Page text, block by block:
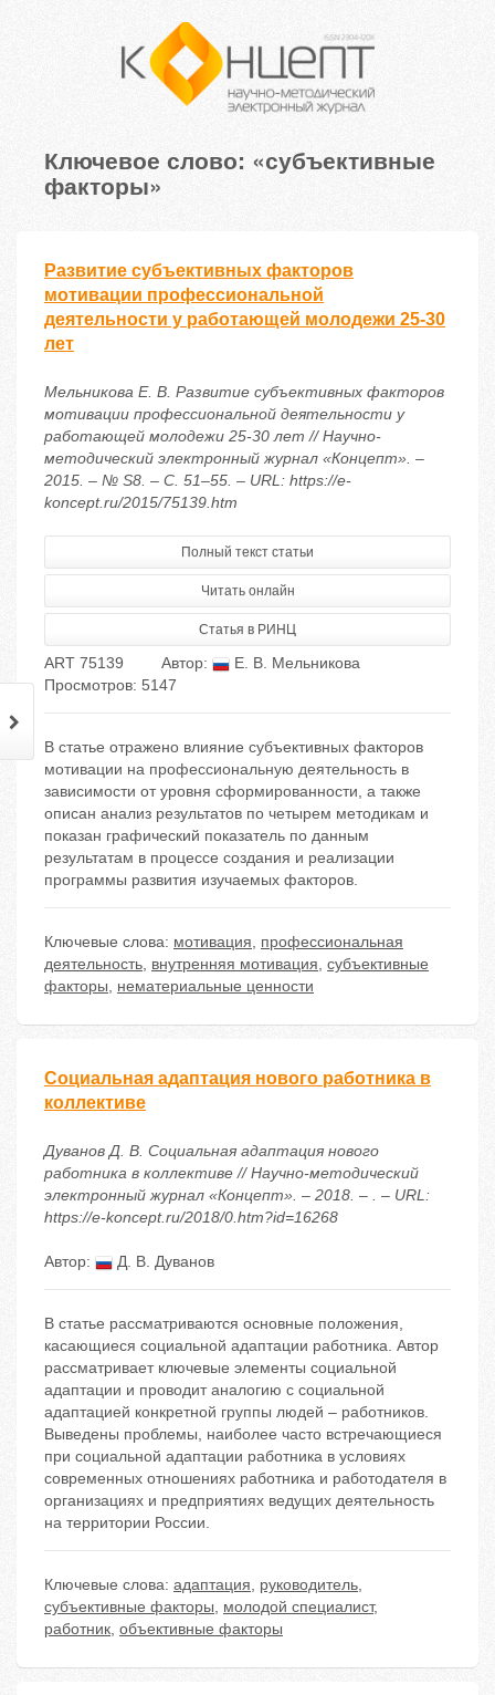
Ключевое слово: «субъективные
факторы»
Развитие субъективных факторов
мотивации профессиональной
деятельности у работающей молодежи 25-30
лет
Мельникова Е. В. Развитие субъективных факторов
мотивации профессиональной деятельности у
работающей молодежи 25-30 лет // Научно-
методический электронный журнал «Концепт». –
2015. – № S8. – С. 51–55. – URL: https://e-
koncept.ru/2015/75139.htm
Полный текст статьи
Читать онлайн
Статья в РИНЦ
ART 75139 Автор:
Е. В. Мельникова
Просмотров: 5147
В статье отражено влияние субъективных факторов
мотивации на профессиональную деятельность в
зависимости от уровня сформированности, а также
описан анализ результатов по четырем методикам и
показан графический показатель по данным
результатам в процессе создания и реализации
программы развития изучаемых факторов.
Ключевые слова: мотивация, профессиональная
деятельность, внутренняя мотивация, субъективные
факторы, нематериальные ценности
Социальная адаптация нового работника в
коллективе
Дуванов Д. В. Социальная адаптация нового
работника в коллективе // Научно-методический
электронный журнал «Концепт». – 2018. – . – URL:
https://e-koncept.ru/2018/0.htm?id=16268
Автор: Д. В. Дуванов
В статье рассматриваются основные положения,
касающиеся социальной адаптации работника. Автор
рассматривает ключевые элементы социальной
адаптации и проводит аналогию с социальной
адаптацией конкретной группы людей – работников.
Выведены проблемы, наиболее часто встречающиеся
при социальной адаптации работника в условиях
современных отношениях работника и работодателя в
организациях и предприятиях ведущих деятельность
на территории России.
Ключевые слова: адаптация, руководитель,
субъективные факторы, молодой специалист,
работник, объективные факторы